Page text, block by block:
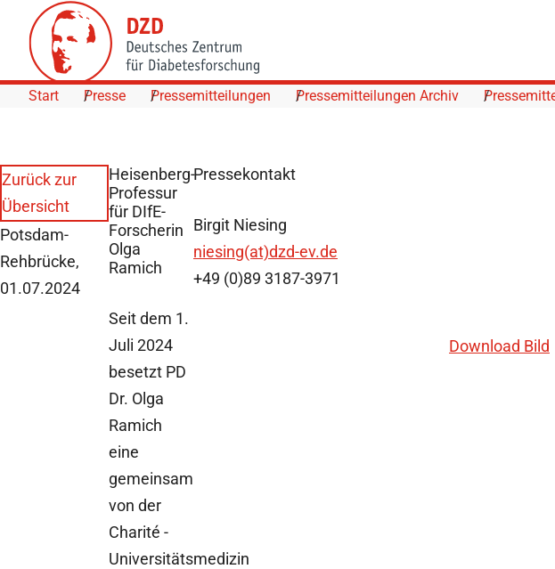
Skip to Content
Start Presse Pressemitteilungen Pressemitteilungen Archiv
Zurück zur
Übersicht
Potsdam-
Rehbrücke,
01.07.2024
Heisenberg-
Professur
für DIfE-
Forscherin
Olga
Ramich
Seit dem 1.
Juli 2024
besetzt PD
Dr. Olga
Ramich
eine
gemeinsam
von der
Charité -
Universitätsmedizin
Pressekontakt
Birgit Niesing
niesing(at)dzd-ev.de
+49 (0)89 3187-3971
Download Bild